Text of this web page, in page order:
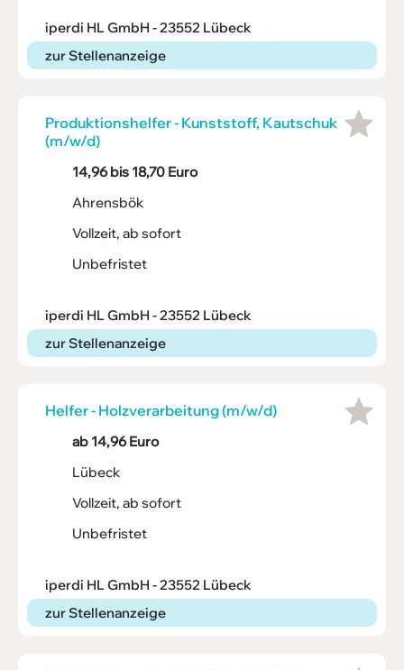
iperdi HL GmbH - 23552 Lübeck
zur Stellenanzeige
Produk­ti­ons­helfer - Kunst­stoff, Kaut­schuk
(m/w/d)
14,96 bis 18,70 Euro
Ahrensbök
Vollzeit, ab sofort
Unbefristet
iperdi HL GmbH - 23552 Lübeck
zur Stellenanzeige
Helfer - Holz­ver­ar­bei­tung (m/w/d)
ab 14,96 Euro
Lübeck
Vollzeit, ab sofort
Unbefristet
iperdi HL GmbH - 23552 Lübeck
zur Stellenanzeige